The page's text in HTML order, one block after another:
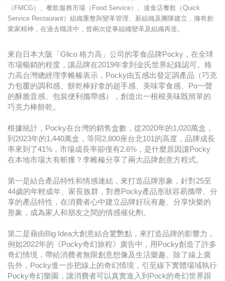
（FMCG）、餐飲服務市場（Food Service）、速食店餐飲（Quick
Service Restaurant）組織重整與變革管理、新組織及團隊建立，擁有創
業家精神，在過去職涯中，曾兩次從事組織變革及組織再造。
來自日本大阪「Glico 格力高」公司的零食品牌Pocky，在全球
市場暢銷的程度，讓品牌在2019年拿到金氏世界紀錄認可。格
力高台灣總經理李帷榛表示，Pocky由五感出發定調產品（巧克
力包覆的調和感、餅乾棒好拿的超手感、美味零食感、Po一聲
的酥脆音感、包裝便利攜帶感），創造出一根根美味既簡單的
巧克力棒餅乾。
根據統計，Pocky在台灣的銷售盒數，從2020年的1,020萬盒，
到2023年的1,440萬盒，等同2,800座台北101的高度，品牌成長
率來到了41%，市場成長率卻僅有2.6%，是什麼原因讓Pocky
在本地市場大有斬獲？李帷榛分享了兩大品牌創意方程式。
第一是結合產品特性和情感連結，來打造品牌形象，針對25至
44歲的年輕成年、家長族群，對應Pocky產品形狀容易攜帶、分
享的產品特性，在消費者心中建立品牌好玩有趣、分享快樂的
形象，成為家人和朋友之間的情感催化劑。
第二是藉由Big Idea大創意結合驚艷點，來打造品牌的影響力，
例如2022年的《Pocky奇幻旅程》廣告中，用Pocky創造了許多
奇幻情境，帶給消費者無限創意想像及生活樂趣。除了線上廣
告外，Pocky進一步把線上的奇幻情境，引至線下實體場域執行
Pocky奇幻樂園，讓消費者可以真實進入到Pock的奇幻世界跟